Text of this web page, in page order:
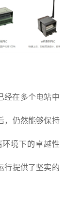
经在多个电站中
，仍然能够保持
境下的卓越性
行提供了坚实的